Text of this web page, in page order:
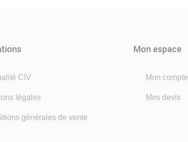
CIV
légales
générales de vente
Mon espace
Mon compte
Mes devis